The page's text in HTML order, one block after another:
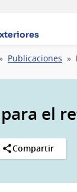
Publicaciones
el
Compartir